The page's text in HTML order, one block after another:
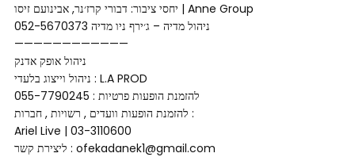
יחסי ציבור: דבורי קרז׳נר, אבינועם זיסו | Anne Group
ניהול מדיה – ג׳ירף ניו מדיה 052-5670373
————————————
ניהול אופק אדנק
ניהול וייצוג בלעדי : L.A PROD
להזמנת הופעות פרטיות : 055-7790245
להזמנת הופעות וועדים , רשויות , חברות :
Ariel Live | 03-3110600
ליצירת קשר : ofekadanek1@gmail.com